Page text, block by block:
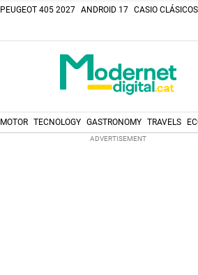
PEUGEOT 405 2027 ANDROID 17 CASIO
MOTOR TECNOLOGY GASTRONOMY TRAVELS